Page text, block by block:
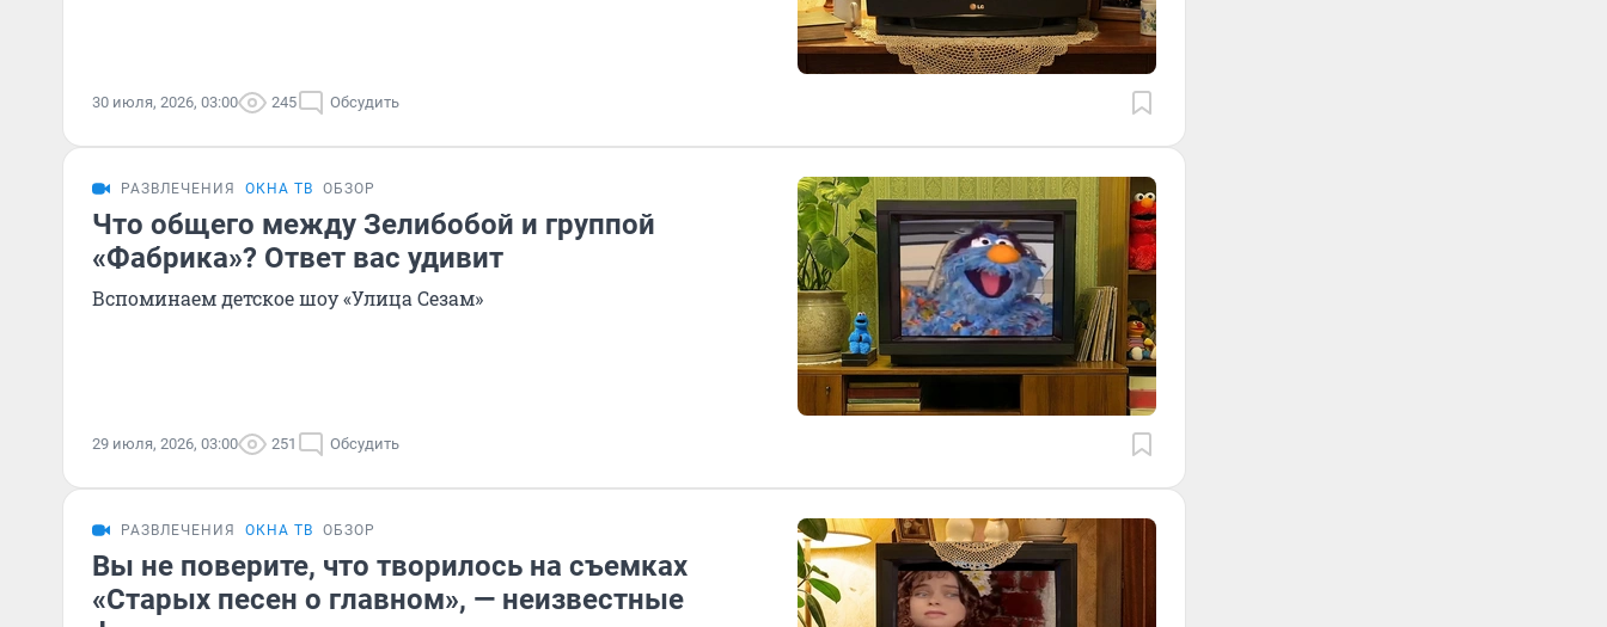
30 июля, 2026, 03:00 245 Обсудить
РАЗВЛЕЧЕНИЯ ОКНА ТВ ОБЗОР
Что общего между Зелибобой и группой
«Фабрика»? Ответ вас удивит
Вспоминаем детское шоу «Улица Сезам»
29 июля, 2026, 03:00 251 Обсудить
РАЗВЛЕЧЕНИЯ ОКНА ТВ ОБЗОР
Вы не поверите, что творилось на съемках
«Старых песен о главном», — неизвестные